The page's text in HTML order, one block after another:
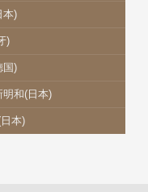
本)
)
国)
明和(日本)
本)